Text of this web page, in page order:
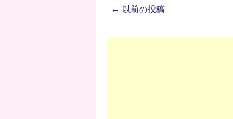
← 以前の投稿